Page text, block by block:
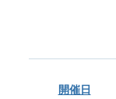
開催日